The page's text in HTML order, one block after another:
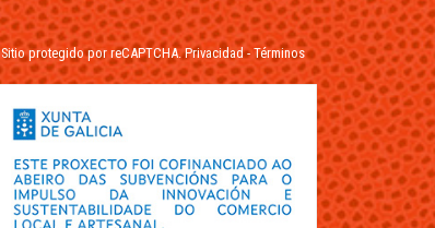
Sitio protegido por reCAPTCHA.Privacidad- Términos